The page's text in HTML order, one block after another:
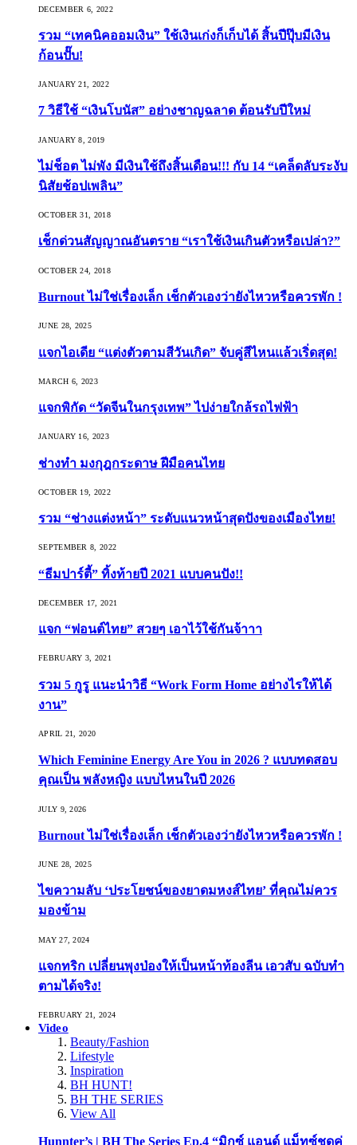
DECEMBER 6, 2022
รวม “เทคนิคออมเงิน” ใช้เงินเก่งก็เก็บได้ สิ้นปีปุ๊บมีเงิน
ก้อนปั๊บ!
JANUARY 21, 2022
7 วิธีใช้ “เงินโบนัส” อย่างชาญฉลาด ต้อนรับปีใหม่
JANUARY 8, 2019
ไม่ช็อต ไม่พัง มีเงินใช้ถึงสิ้นเดือน!!! กับ 14 “เคล็ดลับระงับ
นิสัยช้อปเพลิน”
OCTOBER 31, 2018
เช็กด่วนสัญญาณอันตราย “เราใช้เงินเกินตัวหรือเปล่า?”
OCTOBER 24, 2018
Burnout ไม่ใช่เรื่องเล็ก เช็กตัวเองว่ายังไหวหรือควรพัก !
JUNE 28, 2025
แจกไอเดีย “แต่งตัวตามสีวันเกิด” จับคู่สีไหนแล้วเริ่ดสุด!
MARCH 6, 2023
แจกพิกัด “วัดจีนในกรุงเทพ” ไปง่ายใกล้รถไฟฟ้า
JANUARY 16, 2023
ช่างทำ มงกุฎกระดาษ ฝีมือคนไทย
OCTOBER 19, 2022
รวม “ช่างแต่งหน้า” ระดับแนวหน้าสุดปังของเมืองไทย!
SEPTEMBER 8, 2022
“ธีมปาร์ตี้” ทิ้งท้ายปี 2021 แบบคนปัง!!
DECEMBER 17, 2021
แจก “ฟอนต์ไทย” สวยๆ เอาไว้ใช้กันจ้าาา
FEBRUARY 3, 2021
รวม 5 กูรู แนะนำวิธี “Work Form Home อย่างไรให้ได้
งาน”
APRIL 21, 2020
Which Feminine Energy Are You in 2026 ? แบบทดสอบ
คุณเป็น พลังหญิง แบบไหนในปี 2026
JULY 9, 2026
Burnout ไม่ใช่เรื่องเล็ก เช็กตัวเองว่ายังไหวหรือควรพัก !
JUNE 28, 2025
ไขความลับ ‘ประโยชน์ของยาดมหงส์ไทย’ ที่คุณไม่ควร
มองข้าม
MAY 27, 2024
แจกทริก เปลี่ยนพุงป่องให้เป็นหน้าท้องลีน เอวสับ ฉบับทำ
ตามได้จริง!
FEBRUARY 21, 2024
Video
Beauty/Fashion
Lifestyle
Inspiration
BH HUNT!
BH THE SERIES
View All
Hunnter’s | BH The Series Ep.4 “มิกซ์ แอนด์ แม็ทซ์ชุดคู่